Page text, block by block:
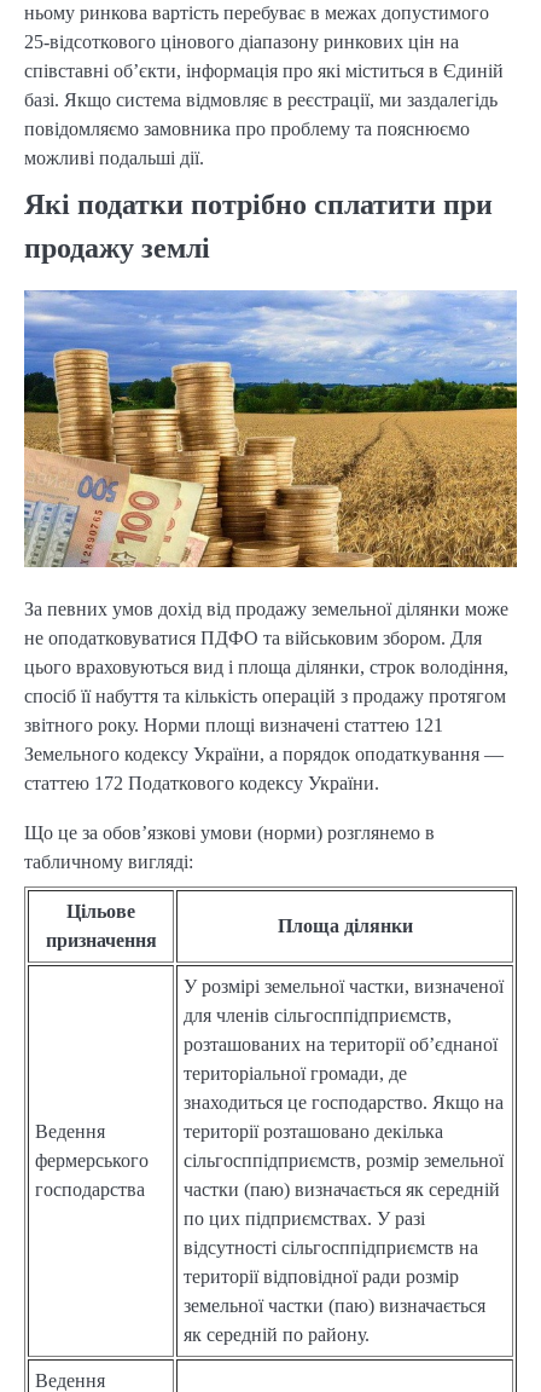
ньому ринкова вартість перебуває в межах допустимого
25-відсоткового цінового діапазону ринкових цін на
співставні об’єкти, інформація про які міститься в Єдиній
базі. Якщо система відмовляє в реєстрації, ми заздалегідь
повідомляємо замовника про проблему та пояснюємо
можливі подальші дії.
Які податки потрібно сплатити при
продажу землі
За певних умов дохід від продажу земельної ділянки може
не оподатковуватися ПДФО та військовим збором. Для
цього враховуються вид і площа ділянки, строк володіння,
спосіб її набуття та кількість операцій з продажу протягом
звітного року. Норми площі визначені статтею 121
Земельного кодексу України, а порядок оподаткування —
статтею 172 Податкового кодексу України.
Що це за обов’язкові умови (норми) розглянемо в
табличному вигляді:
Цільове
призначення
Площа ділянки
Ведення
фермерського
господарства
У розмірі земельної частки, визначеної
для членів сільгосппідприємств,
розташованих на території об’єднаної
територіальної громади, де
знаходиться це господарство. Якщо на
території розташовано декілька
сільгосппідприємств, розмір земельної
частки (паю) визначається як середній
по цих підприємствах. У разі
відсутності сільгосппідприємств на
території відповідної ради розмір
земельної частки (паю) визначається
як середній по району.
Ведення